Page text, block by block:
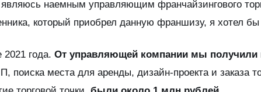
наемным управляющим франчайзингового
который приобрел данную франшизу, я хотел
года. От управляющей компании мы
поиска места для аренды, дизайн-проекта и заказа